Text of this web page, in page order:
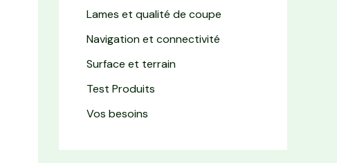
Lames et qualité de coupe
Navigation et connectivité
Surface et terrain
Test Produits
Vos besoins